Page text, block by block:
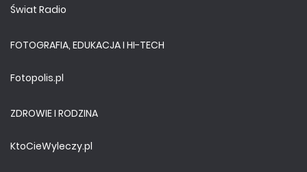
Świat Radio
FOTOGRAFIA, EDUKACJA I HI-TECH
Fotopolis.pl
ZDROWIE I RODZINA
KtoCieWyleczy.pl